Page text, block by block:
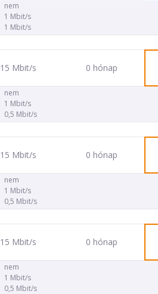
nem
1 Mbit/s
1 Mbit/s
15 Mbit/s 0 hónap
nem
1 Mbit/s
0,5 Mbit/s
15 Mbit/s 0 hónap
nem
1 Mbit/s
0,5 Mbit/s
15 Mbit/s 0 hónap
nem
1 Mbit/s
0,5 Mbit/s